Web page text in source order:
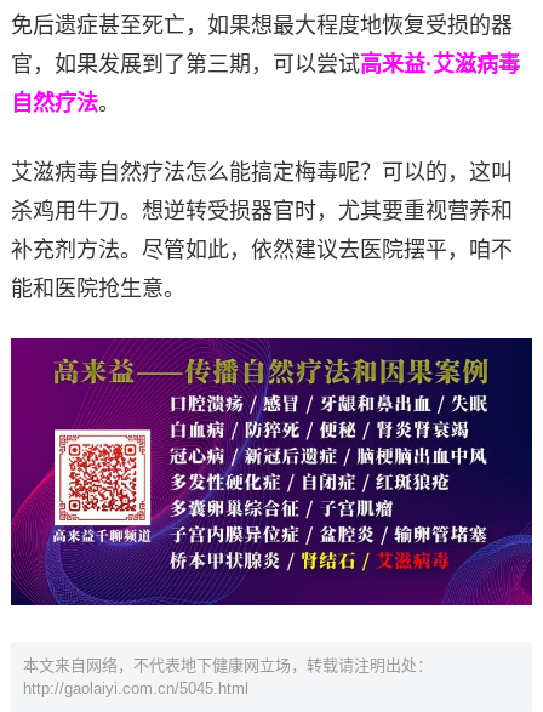
免后遗症甚至死亡，如果想最大程度地恢复受损的器
官，如果发展到了第三期，可以尝试高来益·艾滋病毒
自然疗法。
艾滋病毒自然疗法怎么能搞定梅毒呢？可以的，这叫
杀鸡用牛刀。想逆转受损器官时，尤其要重视营养和
补充剂方法。尽管如此，依然建议去医院摆平，咱不
能和医院抢生意。
本文来自网络，不代表地下健康网立场，转载请注明出处：
http://gaolaiyi.com.cn/5045.html